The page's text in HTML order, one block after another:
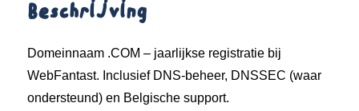
Beschrijving
Domeinnaam .COM – jaarlijkse registratie bij
WebFantast. Inclusief DNS-beheer, DNSSEC (waar
ondersteund) en Belgische support.